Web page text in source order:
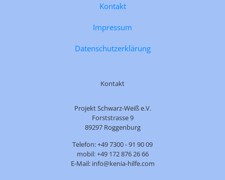
Kontakt
Impressum
Datenschutzerklärung
Kontakt
Projekt Schwarz-Weiß e.V.
Forststrasse 9
89297 Roggenburg
Telefon: +49 7300 - 91 90 09
mobil: +49 172 876 26 66
E-Mail: info@kenia-hilfe.com